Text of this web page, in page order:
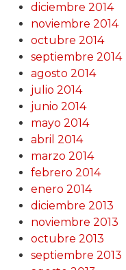
diciembre 2014
noviembre 2014
octubre 2014
septiembre 2014
agosto 2014
julio 2014
junio 2014
mayo 2014
abril 2014
marzo 2014
febrero 2014
enero 2014
diciembre 2013
noviembre 2013
octubre 2013
septiembre 2013